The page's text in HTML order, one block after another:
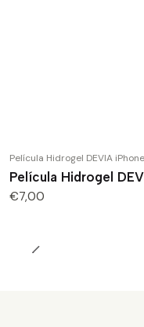
Película Hidrogel DEVIA
Película Hidrogel
€7,00